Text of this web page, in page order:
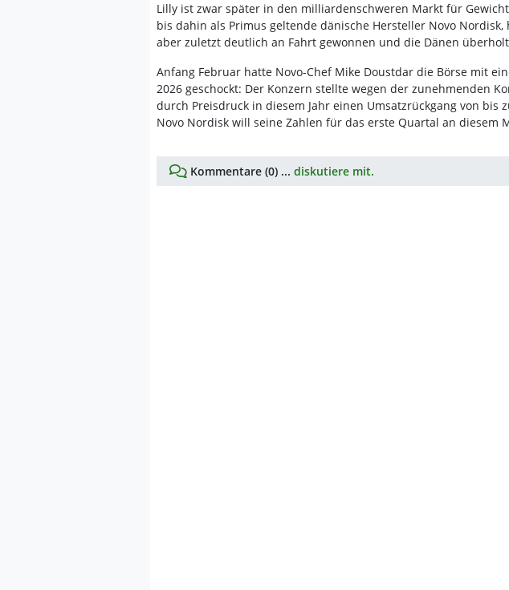
Lilly ist zwar später in den milliardenschweren Markt für
bis dahin als Primus geltende dänische Hersteller Novo
aber zuletzt deutlich an Fahrt gewonnen und die Dänen
Anfang Februar hatte Novo-Chef Mike Doustdar die Börse mit
2026 geschockt: Der Konzern stellte wegen der zunehmenden
durch Preisdruck in diesem Jahr einen Umsatzrückgang von bis
Novo Nordisk will seine Zahlen für das erste Quartal an diesem
Kommentare (0) ... diskutiere mit.